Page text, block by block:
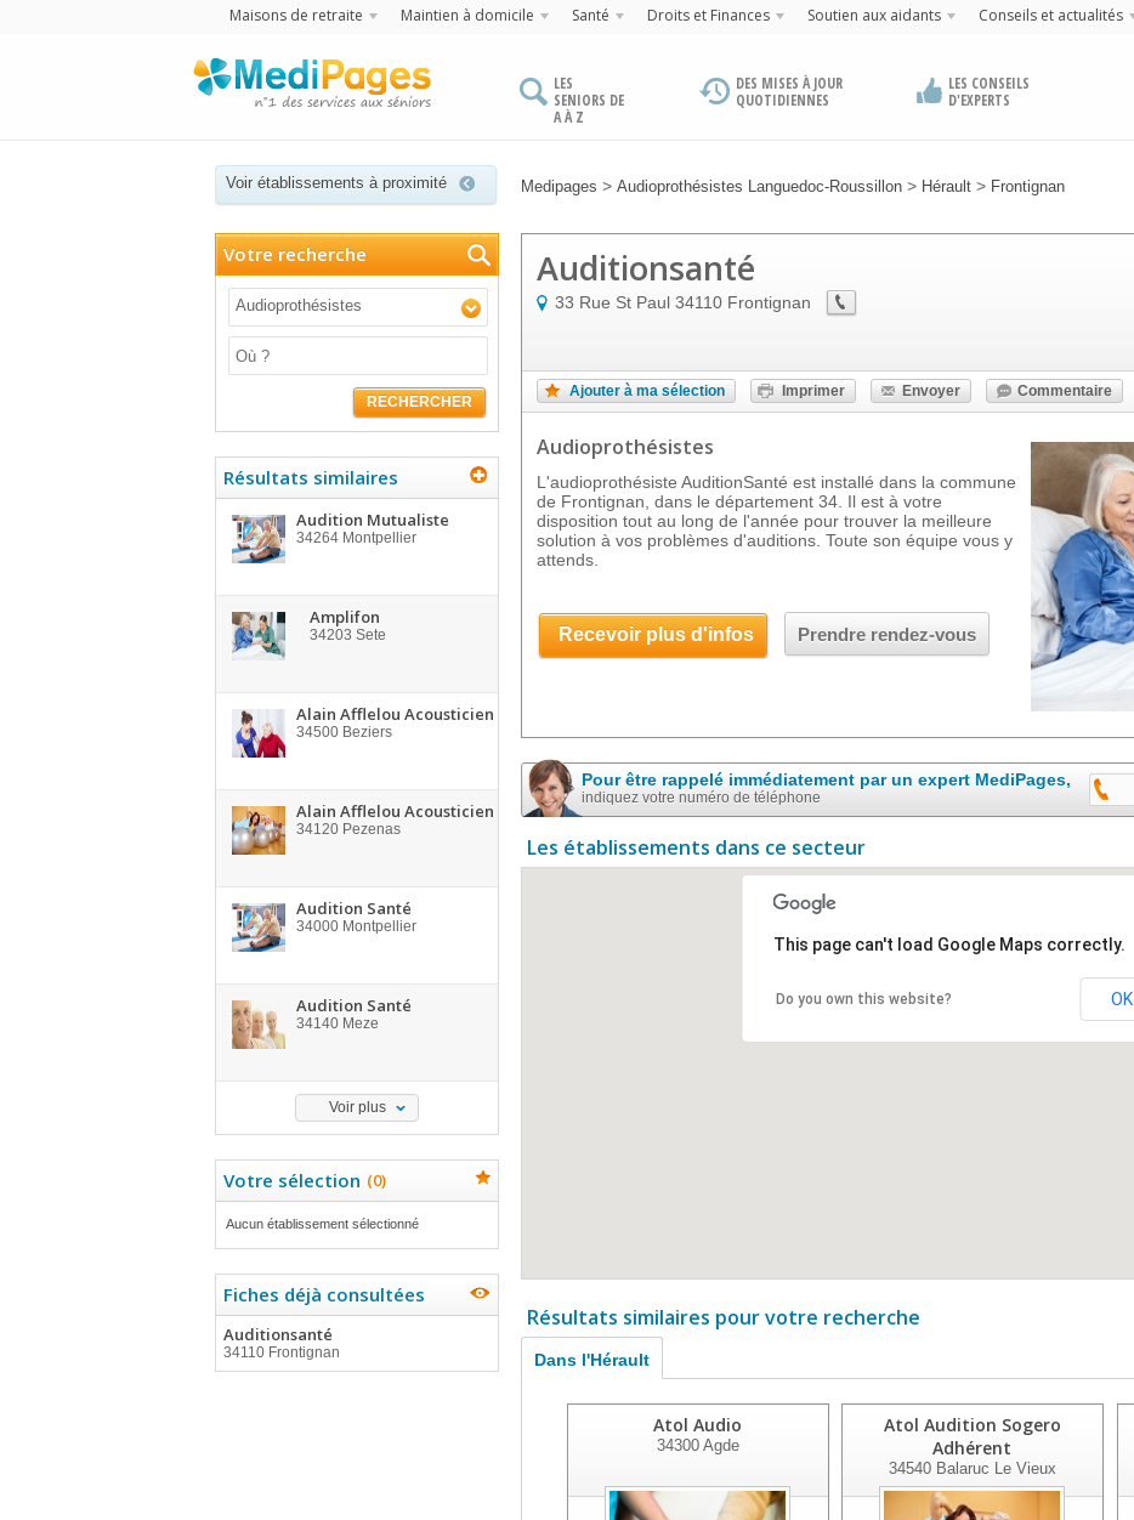
Maisons de retraite Maintien à domicile Santé Droits et Finances Soutien aux aidants Conseils et actualités
LES
SENIORS DE
A À Z
DES MISES À JOUR
QUOTIDIENNES
LES CONSEILS
D'EXPERTS
Voir établissements à proximité Medipages > Audioprothésistes Languedoc-Roussillon > Hérault > Frontignan
Votre recherche
Audioprothésistes
RECHERCHER
Résultats similaires
Audition Mutualiste
34264 Montpellier
Amplifon
34203 Sete
Alain Afflelou Acousticien
34500 Beziers
Alain Afflelou Acousticien
34120 Pezenas
Audition Santé
34000 Montpellier
Audition Santé
34140 Meze
Voir plus
Votre sélection (0)
Aucun établissement sélectionné
Fiches déjà consultées
Auditionsanté
34110 Frontignan
Auditionsanté
33 Rue St Paul 34110 Frontignan
Ajouter à ma sélection Imprimer Envoyer Commentaire
Audioprothésistes
L'audioprothésiste AuditionSanté est installé dans la commune
de Frontignan, dans le département 34. Il est à votre
disposition tout au long de l'année pour trouver la meilleure
solution à vos problèmes d'auditions. Toute son équipe vous y
attends.
Recevoir plus d'infos Prendre rendez-vous
Pour être rappelé immédiatement par un expert MediPages,
indiquez votre numéro de téléphone
Les établissements dans ce secteur
This page can't load Google Maps correctly.
Do you own this website? OK
Résultats similaires pour votre recherche
Dans l'Hérault
Atol Audio
34300Agde
Atol Audition Sogero
Adhérent
34540Balaruc Le Vieux